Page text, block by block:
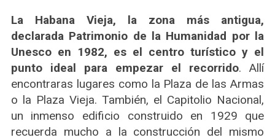
La Habana Vieja, la zona más antigua,
declarada Patrimonio de la Humanidad por la
Unesco en 1982, es el centro turístico y el
punto ideal para empezar el recorrido. Allí
encontraras lugares como la Plaza de las Armas
o la Plaza Vieja. También, el Capitolio Nacional,
un inmenso edificio construido en 1929 que
recuerda mucho a la construcción del mismo